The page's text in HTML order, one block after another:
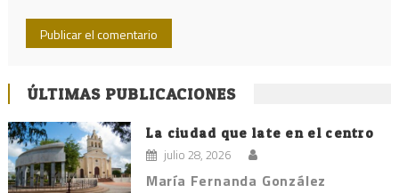
ÚLTIMAS PUBLICACIONES
La ciudad que late en el centro
julio 28, 2026
María Fernanda González